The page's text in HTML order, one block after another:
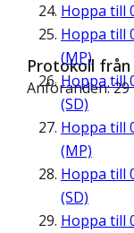
Hoppa till
Hoppa till
(MP)
Hoppa till
(SD)
Hoppa till
(MP)
Hoppa till
(SD)
Hoppa till
Protokoll
Anföranden: 29